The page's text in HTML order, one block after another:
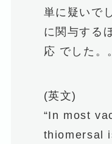
単に疑いで
に関与する
応 でした。
(英文)
“In most
thiomersal